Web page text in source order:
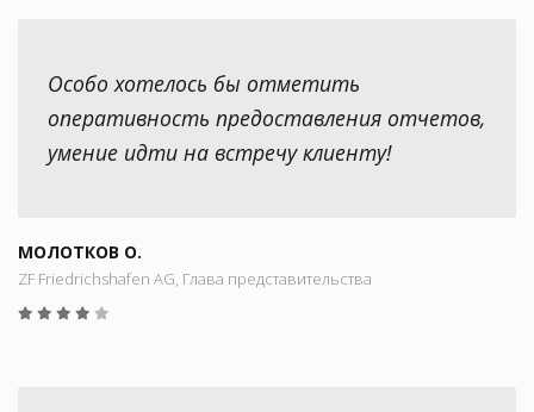
Особо хотелось бы отметить
оперативность предоставления отчетов,
умение идти на встречу клиенту!
МОЛОТКОВ О.
ZF Friedrichshafen AG, Глава представительства